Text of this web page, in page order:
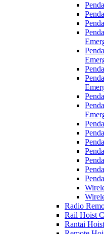
Radio
Rail Hoist
Rantai Hoist